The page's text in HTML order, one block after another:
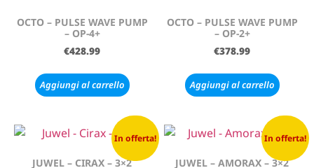
OCTO – PULSE WAVE PUMP
– OP-4+
€428.99
Aggiungi al carrello
OCTO – PULSE WAVE PUMP
– OP-2+
€378.99
Aggiungi al carrello
In offerta!
JUWEL – CIRAX – 3×2
In offerta!
JUWEL – AMORAX – 3×2